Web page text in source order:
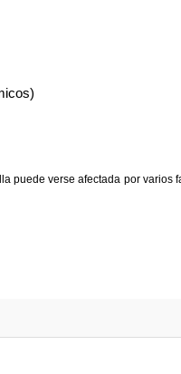
puede verse afectada por